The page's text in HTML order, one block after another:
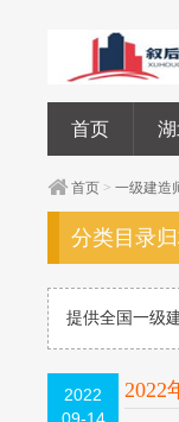
首页
首页 >一级建造
分类目录
提供全国一级
2022
2022